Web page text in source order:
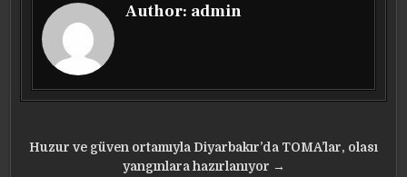
Author: admin
Yazı
Huzur ve güven ortamıyla Diyarbakır’da TOMA’lar, olası
yangınlara hazırlanıyor →